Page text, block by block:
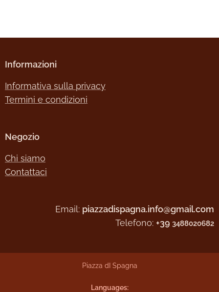
Informazioni
Informativa sulla privacy
Termini e condizioni
Negozio
Chi siamo
Contattaci
Email: piazzadispagna.info@gmail.com
Telefono: +39 3488020682
Piazza dI Spagna
Languages